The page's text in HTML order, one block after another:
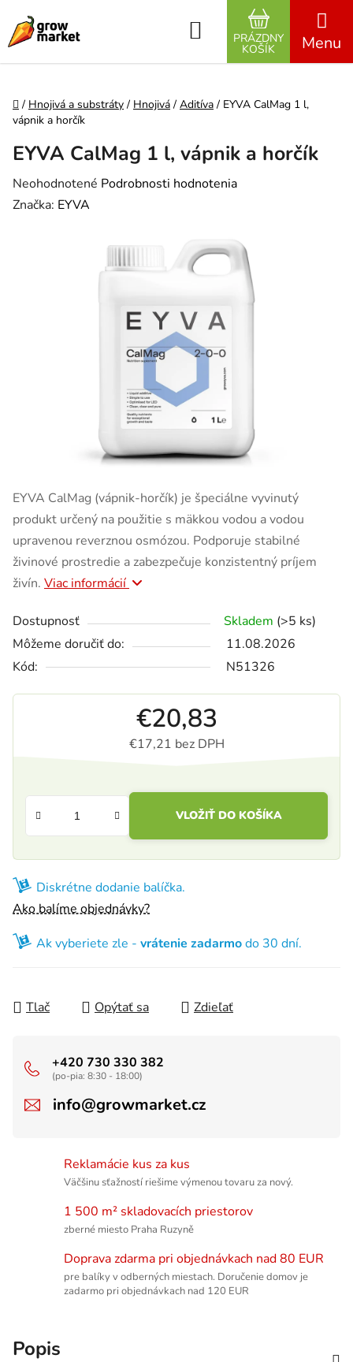
Hľadať
NÁKUPNÝ
PRÁZDNY
KOŠÍK
Domov
/ Hnojivá a substráty / Hnojivá / Aditíva / EYVA CalMag 1 l,
vápnik a horčík
EYVA CalMag (vápnik-horčík) je špeciálne vyvinutý
produkt určený na použitie s mäkkou vodou a vodou
upravenou reverznou osmózou. Podporuje stabilné
živinové prostredie a zabezpečuje konzistentný príjem
živín. Viac informácií
Dostupnosť Skladem (>5 ks)
Môžeme doručiť do:
11.08.2026
Kód:
N51326
€20,83
€17,21 bez DPH
VLOŽIŤ DO KOŠÍKA
Diskrétne dodanie balíčka.
Ako balíme objednávky?
Ak vyberiete zle - vrátenie zadarmodo 30 dní.
Tlač Opýtať sa Zdieľať
+420 730 330 382
(po-pia: 8:30 - 18:00)
info@growmarket.cz
EYVA CalMag 1 l, vápnik a horčík
Priemerné hodnotenie produktu je 0,0 z 5 hviezdičiek.
Neohodnotené Podrobnosti hodnotenia
Značka: EYVA
Reklamácie kus za kus
Väčšinu sťažností riešime výmenou tovaru za nový.
1 500 m² skladovacích priestorov
zberné miesto Praha Ruzyně
Doprava zdarma pri objednávkach nad 80 EUR
pre balíky v odberných miestach. Doručenie domov je
zadarmo pri objednávkach nad 120 EUR
Popis